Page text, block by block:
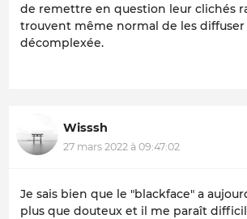
de remettre en question leur clichés
trouvent même normal de les
décomplexée.
Wisssh
27 mars 2022 à 09:47:02
Je sais bien que le "blackface" a
plus que douteux et il me paraît